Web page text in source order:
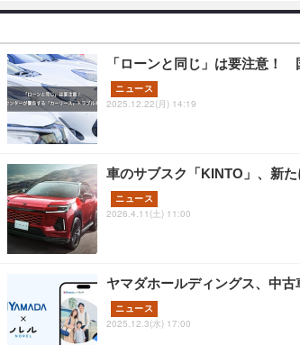
「ローンと同じ」は要注意！
ニュース
2025.12.22(月) 14:19
車のサブスク「KINTO」、新
ニュース
2026.4.11(土) 11:00
ヤマダホールディングス、中
ニュース
2025.12.3(水) 17:00